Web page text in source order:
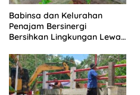
Babinsa dan Kelurahan
Penajam Bersinergi
Bersihkan Lingkungan Lewat